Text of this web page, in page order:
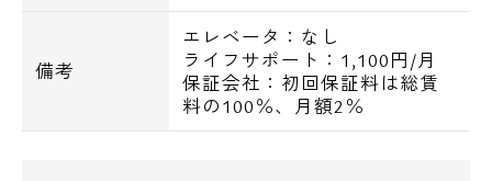
■追い焚き（1LDK）
■24時間換気機能
■シャワートイレ
備考
エレベータ：なし
ライフサポート：1,100円/月
保証会社：初回保証料は総賃
料の100％、月額2％
電話でお問い合わせ